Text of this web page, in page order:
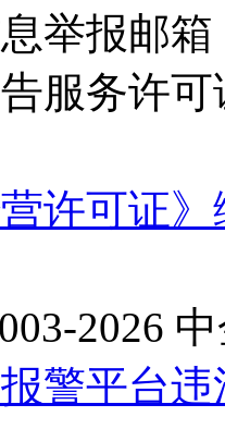
举报邮箱
务许可
营许可证
2026
警平台违